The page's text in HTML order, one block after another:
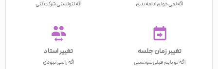
اگه نمی‌خوای ادامه بدی اگه نتونستی شرکت کنی
تغییر زمان جلسه
اگه تو تایم قبلی نتونستی
تغییر استاد
اگه راضی نبودی